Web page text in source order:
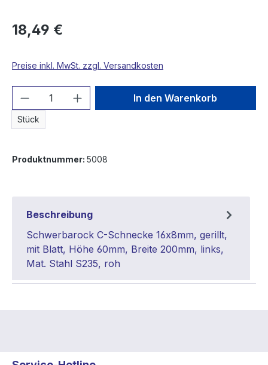
18,49 €
Preise inkl. MwSt. zzgl. Versandkosten
Produkt Anzahl: Gib den
Stück
In den Warenkorb
Produktnummer: 5008
Beschreibung
Schwerbarock C-Schnecke 16x8mm, gerillt,
mit Blatt, Höhe 60mm, Breite 200mm, links,
Mat. Stahl S235, roh